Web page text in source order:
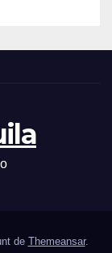
de Themeansar.